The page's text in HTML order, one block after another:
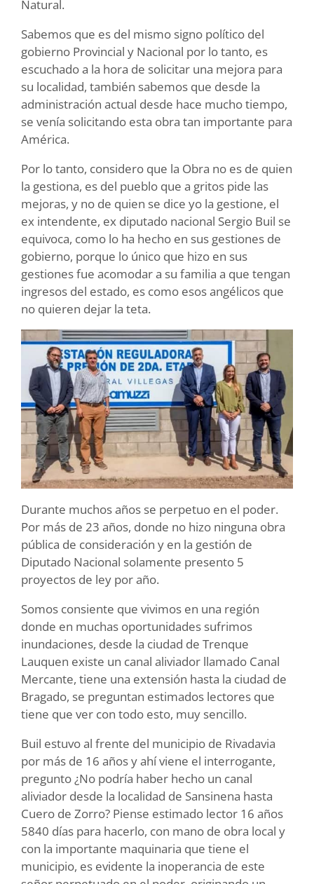
Natural.
Sabemos que es del mismo signo político del
gobierno Provincial y Nacional por lo tanto, es
escuchado a la hora de solicitar una mejora para
su localidad, también sabemos que desde la
administración actual desde hace mucho tiempo,
se venía solicitando esta obra tan importante para
América.
Por lo tanto, considero que la Obra no es de quien
la gestiona, es del pueblo que a gritos pide las
mejoras, y no de quien se dice yo la gestione, el
ex intendente, ex diputado nacional Sergio Buil se
equivoca, como lo ha hecho en sus gestiones de
gobierno, porque lo único que hizo en sus
gestiones fue acomodar a su familia a que tengan
ingresos del estado, es como esos angélicos que
no quieren dejar la teta.
Durante muchos años se perpetuo en el poder.
Por más de 23 años, donde no hizo ninguna obra
pública de consideración y en la gestión de
Diputado Nacional solamente presento 5
proyectos de ley por año.
Somos consiente que vivimos en una región
donde en muchas oportunidades sufrimos
inundaciones, desde la ciudad de Trenque
Lauquen existe un canal aliviador llamado Canal
Mercante, tiene una extensión hasta la ciudad de
Bragado, se preguntan estimados lectores que
tiene que ver con todo esto, muy sencillo.
Buil estuvo al frente del municipio de Rivadavia
por más de 16 años y ahí viene el interrogante,
pregunto ¿No podría haber hecho un canal
aliviador desde la localidad de Sansinena hasta
Cuero de Zorro? Piense estimado lector 16 años
5840 días para hacerlo, con mano de obra local y
con la importante maquinaria que tiene el
municipio, es evidente la inoperancia de este